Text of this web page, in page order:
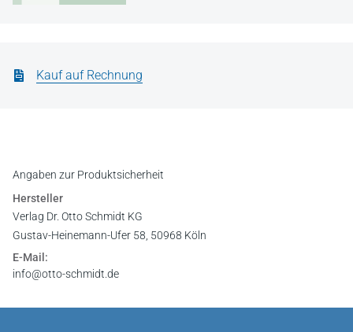
Kauf auf Rechnung
Angaben zur Produktsicherheit
Hersteller
Verlag Dr. Otto Schmidt KG
Gustav-Heinemann-Ufer 58, 50968 Köln
E-Mail:
info@otto-schmidt.de